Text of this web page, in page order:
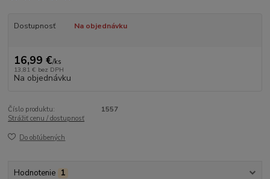
Dostupnosť Na objednávku
16,99 €/ks
13,81 € bez DPH
Na objednávku
Číslo produktu:
1557
Strážiť cenu / dostupnosť
Do obľúbených
Hodnotenie 1